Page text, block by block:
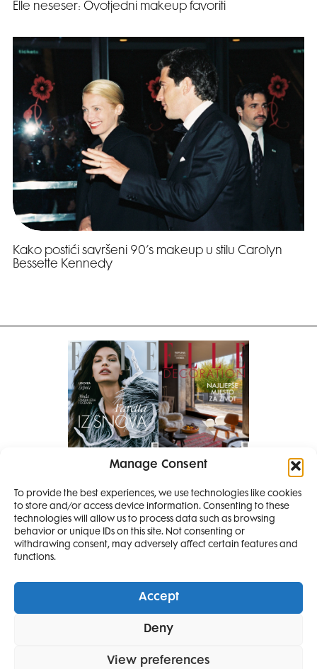
Manage Consent
To provide the best experiences, we use technologies like cookies
to store and/or access device information. Consenting to these
technologies will allow us to process data such as browsing
behavior or unique IDs on this site. Not consenting or
withdrawing consent, may adversely affect certain features and
functions.
Accept
Deny
View preferences
Elle neseser: Ovotjedni makeup favoriti
Kako postići savršeni 90’s makeup u stilu Carolyn
Bessette Kennedy
Pretplati se na časopis
PRETPLATITE SE
Elle ProjectsElle Beauty AwardsElle Style Awards
LifestyleDecoration
SMANJI
4 IZDANJA
I 2 IZDANJA ELLE
DECORATIONA +
POKLON
SAMO